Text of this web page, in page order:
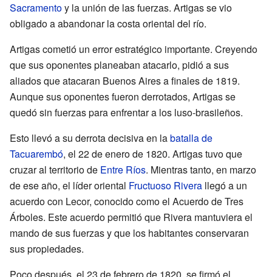
Sacramentoy la unión de las fuerzas. Artigas se vio
obligado a abandonar la costa oriental del río.
Artigas cometió un error estratégico importante. Creyendo
que sus oponentes planeaban atacarlo, pidió a sus
aliados que atacaran Buenos Aires a finales de 1819.
Aunque sus oponentes fueron derrotados, Artigas se
quedó sin fuerzas para enfrentar a los luso-brasileños.
Esto llevó a su derrota decisiva en labatalla de
Tacuarembó, el 22 de enero de 1820. Artigas tuvo que
cruzar al territorio de Entre Ríos. Mientras tanto, en marzo
de ese año, el líder oriental Fructuoso Rivera llegó a un
acuerdo con Lecor, conocido como el Acuerdo de Tres
Árboles. Este acuerdo permitió que Rivera mantuviera el
mando de sus fuerzas y que los habitantes conservaran
sus propiedades.